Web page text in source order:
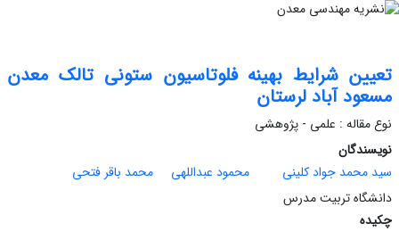
تعیین شرایط بهینه فلوتاسیون ستونی تالک معدن
مسعود آباد لرستان
نوع مقاله : علمی - پژوهشی
نویسندگان
سید محمد جواد کلینی
محمود عبداللهی
محمد باقر فتحی
دانشگاه تربیت مدرس
چکیده